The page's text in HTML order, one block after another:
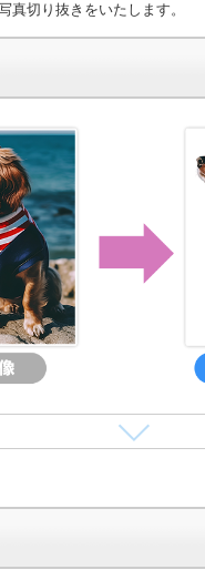
真切り抜きをいたします。